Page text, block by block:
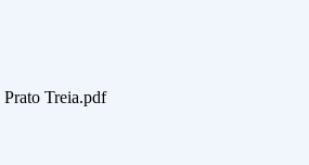
Treia.pdf